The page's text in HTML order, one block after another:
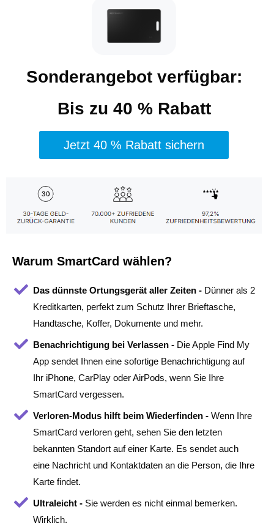
Sonderangebot verfügbar:
Bis zu 40 % Rabatt
Jetzt 40 % Rabatt sichern
Warum SmartCard wählen?
Das dünnste Ortungsgerät aller Zeiten -Dünner als 2
Kreditkarten, perfekt zum Schutz Ihrer Brieftasche,
Handtasche, Koffer, Dokumente und mehr.
Benachrichtigung bei Verlassen -Die Apple Find My
App sendet Ihnen eine sofortige Benachrichtigung auf
Ihr iPhone, CarPlay oder AirPods, wenn Sie Ihre
SmartCard vergessen.
Verloren-Modus hilft beim Wiederfinden -Wenn Ihre
SmartCard verloren geht, sehen Sie den letzten
bekannten Standort auf einer Karte. Es sendet auch
eine Nachricht und Kontaktdaten an die Person, die Ihre
Karte findet.
Ultraleicht -Sie werden es nicht einmal bemerken.
Wirklich.